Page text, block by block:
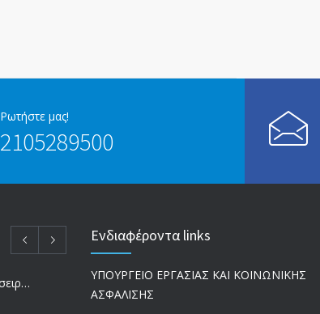
ετών
28/05/2024
18/12/2019
Ρωτήστε μας!
2105289500
Ποιοι συνταξιούχοι παίρνουν σειρά για επανυπολογισμό σύνταξης με αύξηση και αναδρομικά – Οι εκκρεμότητες ανά Ταμείο
Ενδιαφέροντα links
ΥΠΟΥΡΓΕΙΟ ΕΡΓΑΣΙΑΣ ΚΑΙ ΚΟΙΝΩΝΙΚΗΣ
ΑΣΦΑΛΙΣΗΣ